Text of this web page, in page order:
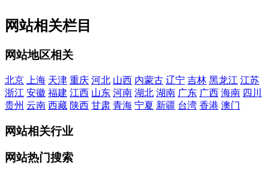
网站相关栏目
网站地区相关
北京 上海 天津 重庆 河北 山西 内蒙古 辽宁 吉林 黑龙江 江苏
浙江 安徽 福建 江西 山东 河南 湖北 湖南 广东 广西 海南 四川
贵州 云南 西藏 陕西 甘肃 青海 宁夏 新疆 台湾 香港 澳门
网站相关行业
网站热门搜索